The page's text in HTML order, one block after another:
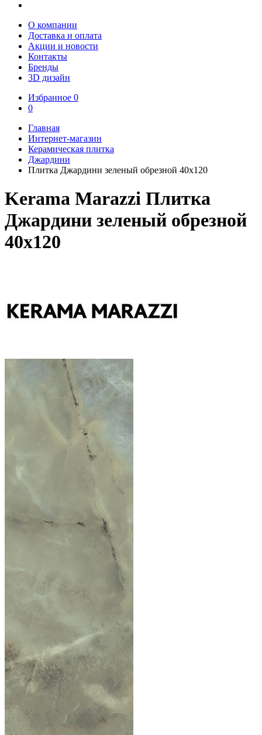
О компании
Доставка и оплата
Акции и новости
Контакты
Бренды
3D дизайн
Избранное 0
0
Главная
Интернет-магазин
Керамическая плитка
Джардини
Плитка Джардини зеленый обрезной 40x120
Kerama Marazzi Плитка
Джардини зеленый обрезной
40x120